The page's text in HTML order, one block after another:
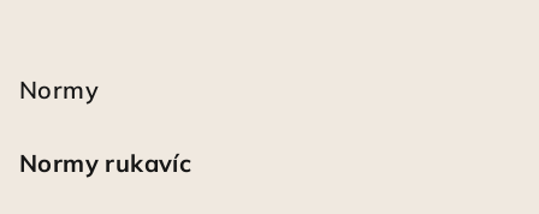
Normy
Normy rukavíc